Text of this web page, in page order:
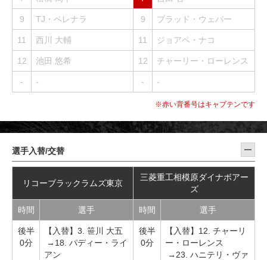
※赤い背番号はキャプテンです
9 TJ・ペレナラ 9 ブラッド・ウェバー
11 西川 大輔 11 ジョアペ・ナコ
12 池田 悠希 12 チャーリー・ローレンス
- - - -
選手入替/交替
リコーブラックラムズ東京
三菱重工相模原ダイナボアー
ズ
時間 選手 時間 選手
後半
0分
【入替】3. 笹川 大五
→18. パディー・ライ
アン
後半
0分
【入替】12. チャーリ
ー・ローレンス
→23. ハニテリ・ヴァ